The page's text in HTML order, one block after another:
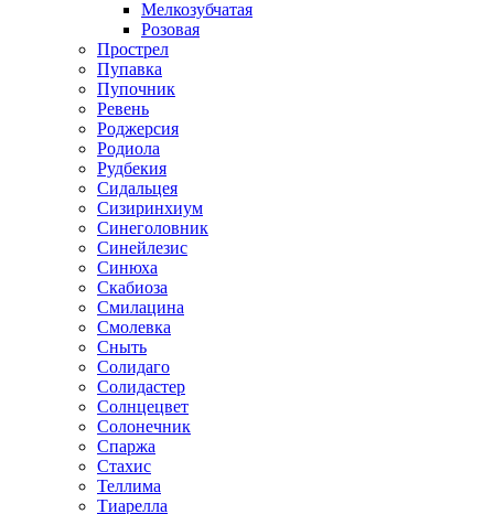
Мелкозубчатая
Розовая
Прострел
Пупавка
Пупочник
Ревень
Роджерсия
Родиола
Рудбекия
Сидальцея
Сизиринхиум
Синеголовник
Синейлезис
Синюха
Скабиоза
Смилацина
Смолевка
Сныть
Солидаго
Солидастер
Солнцецвет
Солонечник
Спаржа
Стахис
Теллима
Тиарелла